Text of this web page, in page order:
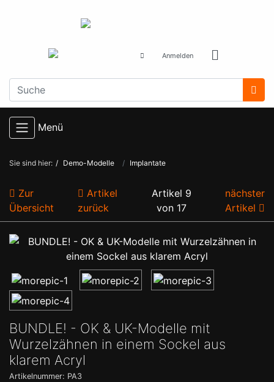
Anmelden
Menü
Sie sind hier: Demo-Modelle Implantate
Zur
Übersicht
Artikel
zurück
Artikel 9
von 17
nächster
Artikel
BUNDLE! - OK & UK-Modelle mit
Wurzelzähnen in einem Sockel aus
klarem Acryl
Artikelnummer: PA3